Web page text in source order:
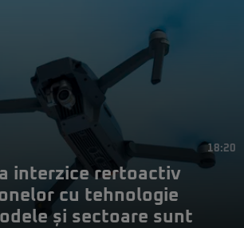
18:20
interzice rertoactiv
cu tehnologie
și sectoare sunt